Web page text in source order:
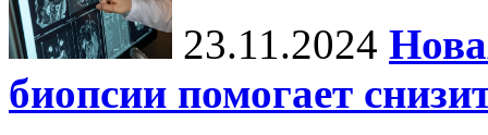
23.11.2024
биопсии помогает